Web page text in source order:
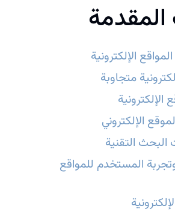
الإلكترونية
متجاوبة
الإلكتروني
التقنية
المستخدم للمواقع